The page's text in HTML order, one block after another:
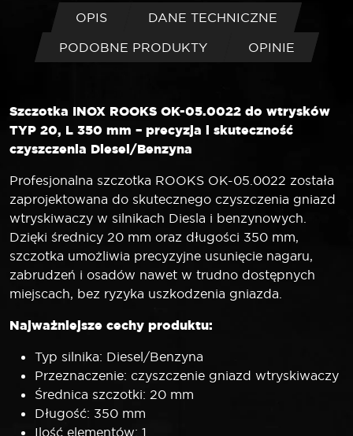
OPIS
DANE TECHNICZNE
PODOBNE PRODUKTY
OPINIE
Szczotka INOX ROOKS OK-05.0022 do wtrysków
TYP 20, L 350 mm – precyzja i skuteczność
czyszczenia Diesel/Benzyna
Profesjonalna szczotka ROOKS OK-05.0022 została
zaprojektowana do skutecznego czyszczenia gniazd
wtryskiwaczy w silnikach Diesla i benzynowych.
Dzięki średnicy 20 mm oraz długości 350 mm,
szczotka umożliwia precyzyjne usunięcie nagaru,
zabrudzeń i osadów nawet w trudno dostępnych
miejscach, bez ryzyka uszkodzenia gniazda.
Najważniejsze cechy produktu:
Typ silnika: Diesel/Benzyna
Przeznaczenie: czyszczenie gniazd wtryskiwaczy
Średnica szczotki: 20 mm
Długość: 350 mm
Ilość elementów: 1